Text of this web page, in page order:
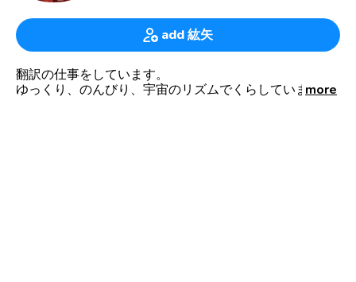
add 紘矢
翻訳の仕事をしています。
ゆっくり、のんびり、宇宙のリズムでくらしています。
more